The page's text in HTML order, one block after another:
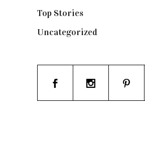
Top Stories
Uncategorized